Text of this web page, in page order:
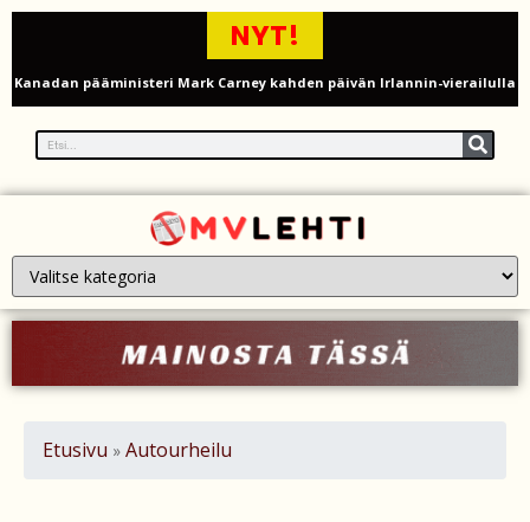
NYT!
Kanadan pääministeri Mark Carney kahden päivän Irlannin-vierailulla
Sauli Niinistö ja Jenni Haukio nauttivat Eppu Normaalin
päätöskonsertista Tampereella – kuva Ratinan stadionilta
Mika Poutala vakavassa traktorionnettomuudessa – jalka
murskaantui ja varpaat vaarassa
tekoälyn avulla
tutkinta kyseenalaistetaan
Etusivu » Autourheilu